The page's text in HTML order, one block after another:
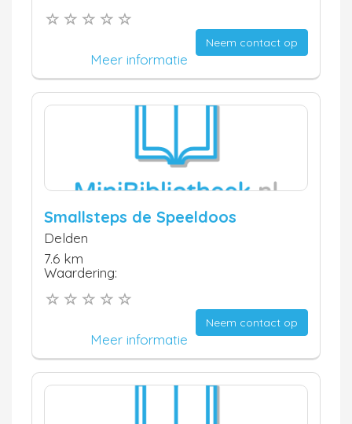
Neem contact op
Meer informatie
Smallsteps de Speeldoos
Delden
7.6 km
Waardering:
Neem contact op
Meer informatie